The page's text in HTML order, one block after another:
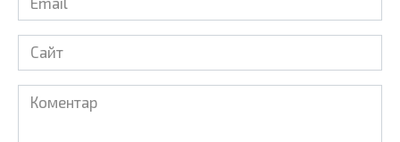
Сайт
Коментар